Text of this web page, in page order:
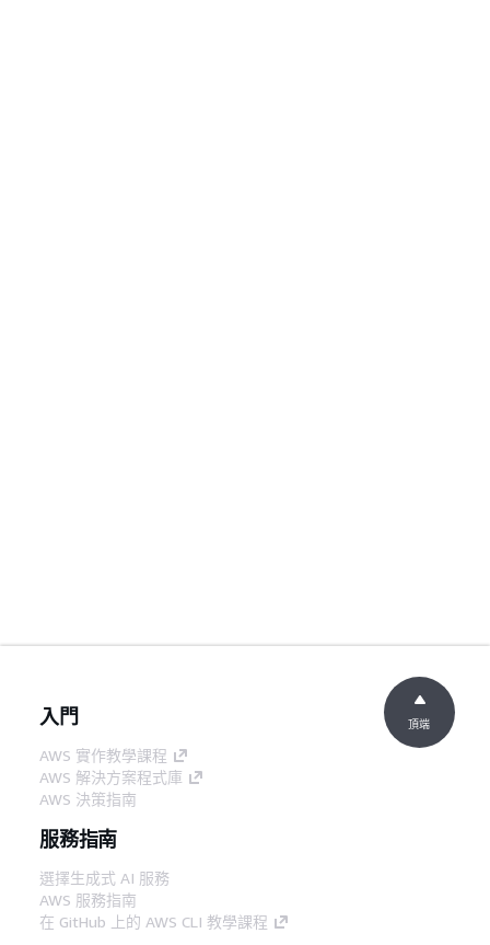
入門
AWS 實作教學課程
AWS 解決方案程式庫
AWS 決策指南
服務指南
選擇生成式 AI 服務
AWS 服務指南
在 GitHub 上的 AWS CLI 教學課程
頂端